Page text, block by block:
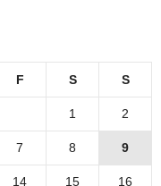
F S S
1 2
7 8 9
14 15 16